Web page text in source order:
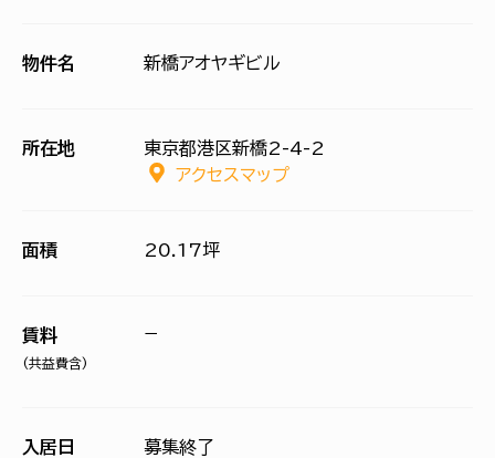
物件名 新橋アオヤギビル
所在地
東京都港区新橋2-4-2
アクセスマップ
面積 20.17坪
賃料
(共益費含)
−
入居日 募集終了